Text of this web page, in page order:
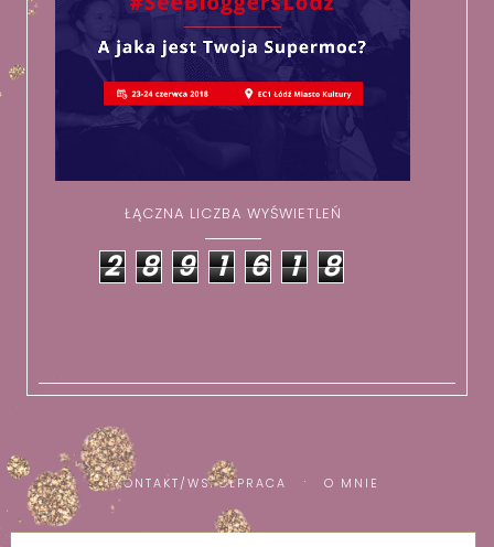
ŁĄCZNA LICZBA WYŚWIETLEŃ
2 8 9 1 6 1 8
KONTAKT/WSPÓŁPRACA O MNIE